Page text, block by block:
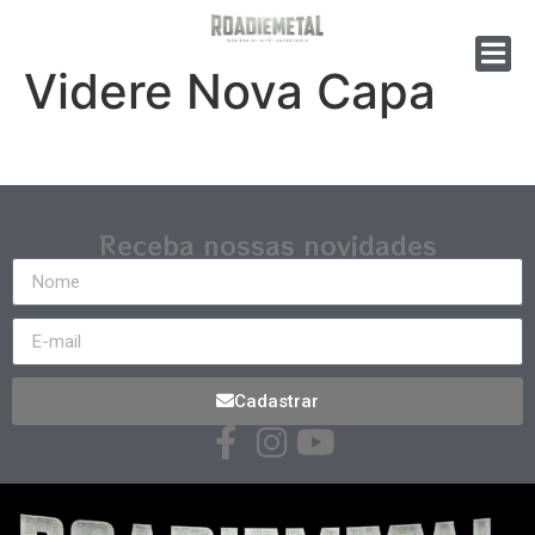
Videre Nova Capa
Receba nossas novidades
Cadastrar